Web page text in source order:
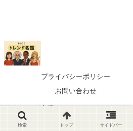
プライバシーポリシー
お問い合わせ
トレンド名鑑.
検索 トップ サイドバー